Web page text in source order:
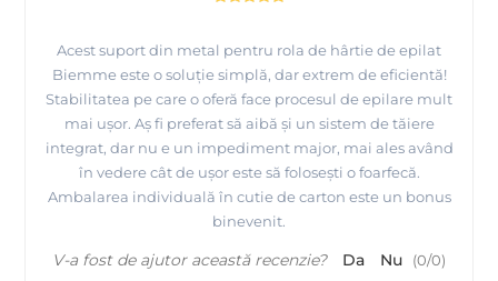
Acest suport din metal pentru rola de hârtie de epilat
Biemme este o soluție simplă, dar extrem de eficientă!
Stabilitatea pe care o oferă face procesul de epilare mult
mai ușor. Aș fi preferat să aibă și un sistem de tăiere
integrat, dar nu e un impediment major, mai ales având
în vedere cât de ușor este să folosești o foarfecă.
Ambalarea individuală în cutie de carton este un bonus
binevenit.
V-a fost de ajutor această recenzie? Da Nu (0/0)